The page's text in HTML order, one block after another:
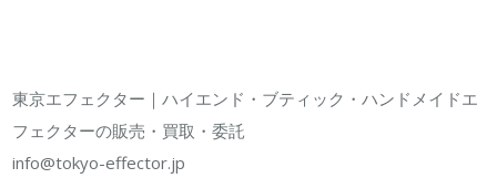
東京エフェクター｜ハイエンド・ブティック・ハンドメイドエ
フェクターの販売・買取・委託
info@tokyo-effector.jp